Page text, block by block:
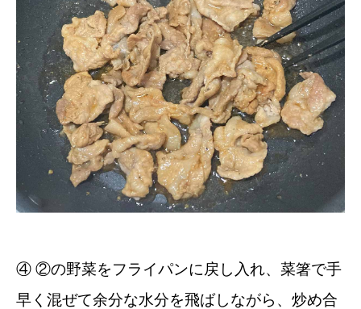
④ ②の野菜をフライパンに戻し入れ、菜箸で手
早く混ぜて余分な水分を飛ばしながら、炒め合